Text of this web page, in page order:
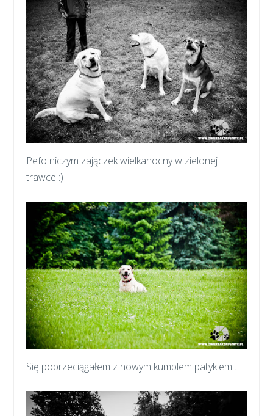
Pefo niczym zajączek wielkanocny w zielonej
trawce :)
Się poprzeciągałem z nowym kumplem patykiem…